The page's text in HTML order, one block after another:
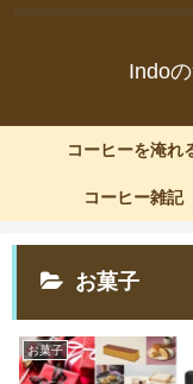
Indo
コーヒーを淹れ
コーヒー雑記
お菓子
お菓子